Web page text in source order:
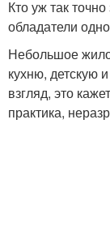
Кто уж так
обладатели
Небольшое
кухню, детскую
взгляд, это
практика,